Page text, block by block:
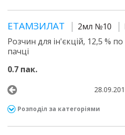
ЕТАМЗИЛАТ 2мл №10
Розчин для ін'єкцій, 12,5 %
пачці
0.7 пак.
Розподіл за категоріями